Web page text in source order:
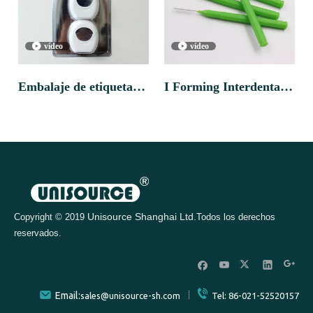
bucal diaria del hogar
de viaje
deslizamiento de goma
empuñadura dental
herramienta dental hilo
vídeo
Embalaje de etiqueta
hilo dental para adultos
vídeo
I Forming Interdental
Copyright © 2019 Unisource Shanghai Ltd. Todos los derechos
reservados.
Email:sales@unisource-sh.com Tel: 86-021-52520157